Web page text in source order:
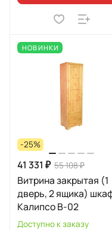
НОВИНКИ
-25%
41 331 ₽ 55 108 ₽
Витрина закрытая (1
дверь, 2 ящика)
Калипсо B-02
Доступно к заказу